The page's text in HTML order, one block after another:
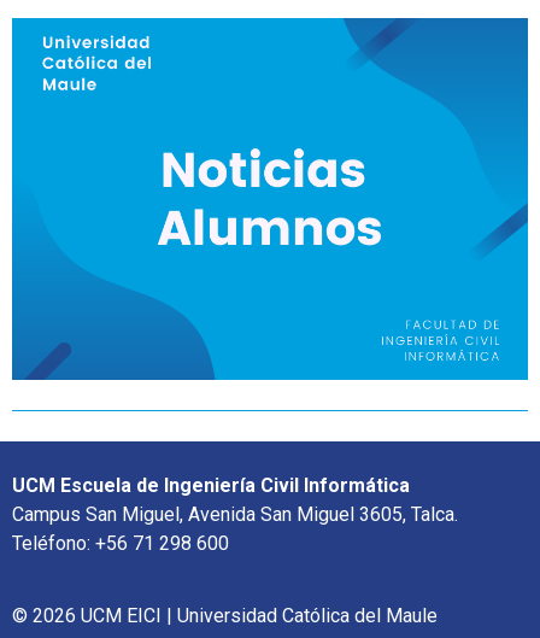
UCM Escuela de Ingeniería Civil Informática
Campus San Miguel, Avenida San Miguel 3605, Talca.
Teléfono: +56 71 298 600
© 2026 UCM EICI | Universidad Católica del Maule